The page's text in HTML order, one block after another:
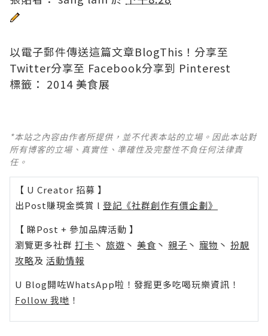
以電子郵件傳送這篇文章BlogThis！ 分享至
Twitter分享至 Facebook分享到 Pinterest
標籤： 2014 美食展
*本站之內容由作者所提供，並不代表本站的立場。因此本站對
所有博客的立場、真實性、準確性及完整性不負任何法律責
任。
【 U Creator 招募 】
出Post賺現金獎賞 l 登記《社群創作有價企劃》
【 睇Post + 參加品牌活動 】
瀏覽更多社群 打卡 丶 旅遊 丶 美食 丶 親子 丶 寵物 丶 扮靚
攻略及 活動情報
U Blog開咗WhatsApp啦！發掘更多吃喝玩樂資訊！
Follow 我哋 ！